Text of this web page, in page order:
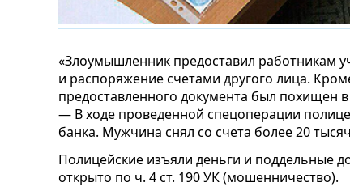
«Злоумышленник предоставил работникам
и распоряжение счетами другого лица.
предоставленного документа был
— В ходе проведенной спецоперации
банка. Мужчина снял со счета более 20
Полицейские изъяли деньги и поддельные
открыто по ч. 4 ст. 190 УК (мошенничество).